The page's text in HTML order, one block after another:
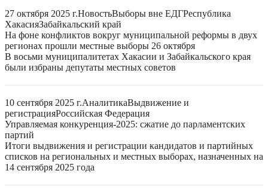
27 октября 2025 г.НовостьВыборы вне ЕДГРеспублика
ХакасияЗабайкальский край
На фоне конфликтов вокруг муниципальной реформы в двух
регионах прошли местные выборы 26 октября
В восьми муниципалитетах Хакасии и Забайкальского края
были избраны депутаты местных советов
10 сентября 2025 г.АналитикаВыдвижение и
регистрацияРоссийская Федерация
Управляемая конкуренция-2025: сжатие до парламентских
партий
Итоги выдвижения и регистрации кандидатов и партийных
списков на региональных и местных выборах, назначенных на
14 сентября 2025 года